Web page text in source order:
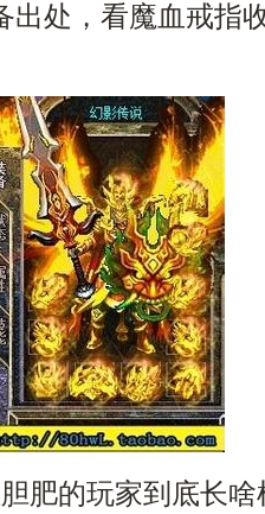
处，看魔血戒指
肥的玩家到底长